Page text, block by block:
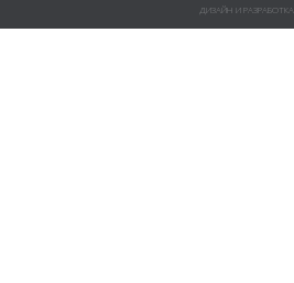
ДИЗАЙН И РАЗРАБОТКА